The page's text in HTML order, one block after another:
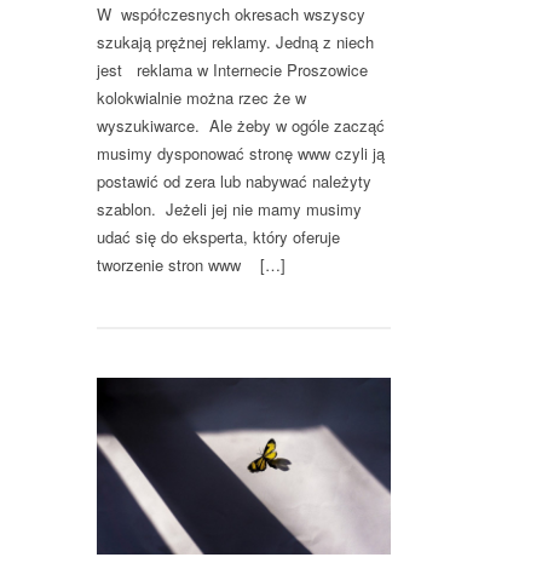
W współczesnych okresach wszyscy
szukają prężnej reklamy. Jedną z niech
jest reklama w Internecie Proszowice
kolokwialnie można rzec że w
wyszukiwarce. Ale żeby w ogóle zacząć
musimy dysponować stronę www czyli ją
postawić od zera lub nabywać należyty
szablon. Jeżeli jej nie mamy musimy
udać się do eksperta, który oferuje
tworzenie stron www […]